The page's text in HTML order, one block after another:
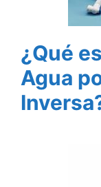
¿Qué
Agua